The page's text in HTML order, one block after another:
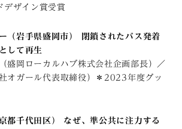
デザイン賞受賞
（岩手県盛岡市） 閉鎖されたバス発着
して再生
（盛岡ローカルハブ株式会社企画部長）／
社オガール代表取締役）＊2023年度グッ
都千代田区） なぜ、準公共に注力する